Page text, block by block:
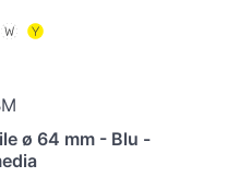
ø 64 mm - Blu -